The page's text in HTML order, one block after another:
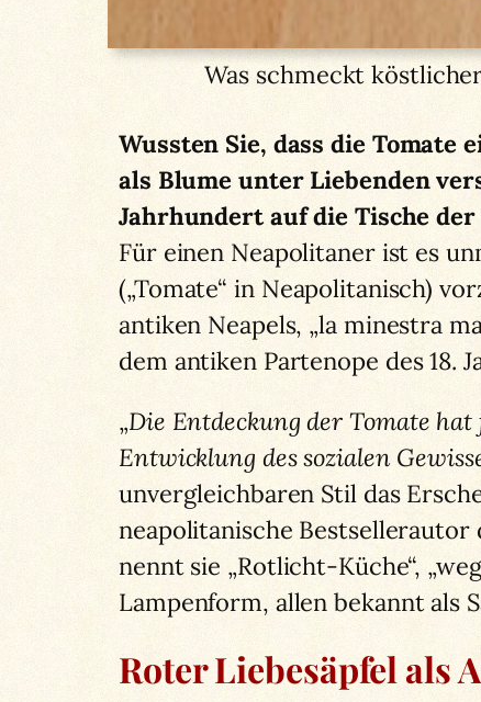
Was schmeckt
Wussten Sie, dass die
als Blume unter Liebenden
Jahrhundert auf die Tische
Für einen Neapolitaner ist es
(„Tomate“ in Neapolitanisch)
antiken Neapels, „la minestra
dem antiken Partenope des 18.
„Die Entdeckung der Tomate
Entwicklung des sozialen
unvergleichbaren Stil das
neapolitanische Bestsellerautor
nennt sie „Rotlicht-Küche“,
Lampenform, allen bekannt als
Roter Liebesäpfel als